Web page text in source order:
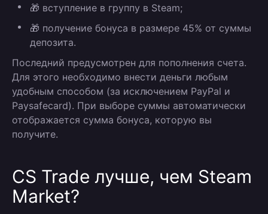
🎁 вступление в группу в Steam;
🎁 получение бонуса в размере 45% от суммы
депозита.
Последний предусмотрен для пополнения счета.
Для этого необходимо внести деньги любым
удобным способом (за исключением PayPal и
Paysafecard). При выборе суммы автоматически
отображается сумма бонуса, которую вы
получите.
CS Trade лучше, чем Steam
Market?